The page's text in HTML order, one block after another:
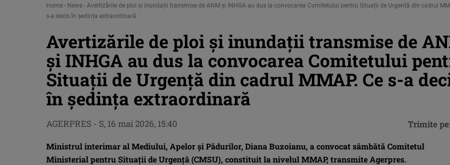
Home - News - Avertizările de ploi și inundații transmise de ANM și INHGA au dus la convocarea Comitetului pentru Situații de Urgență din cadrul
s-a decis în ședința extraordinară
Avertizările de ploi și inundații transmise de
și INHGA au dus la convocarea Comitetului
Situații de Urgență din cadrul MMAP. Ce s-a
în ședința extraordinară
Ministrul interimar al Mediului, Apelor şi Pădurilor, Diana Buzoianu, a convocat sâmbătă Comitetul
Ministerial pentru Situaţii de Urgenţă (CMSU), constituit la nivelul MMAP, transmite Agerpres.
AGERPRES - S, 16 mai 2026, 15:40 Trimite